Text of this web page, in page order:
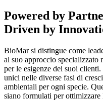
Powered by
Driven by
BioMar si distingue come
al suo approccio specializzato
per le esigenze dei suoi
unici nelle diverse fasi di
ambientali per ogni specie.
siano formulati per ottimizzare